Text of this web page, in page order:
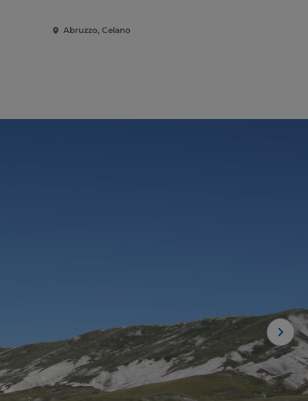
Abruzzo, Celano